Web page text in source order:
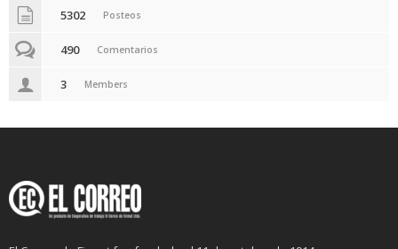
5302 Posteos
490 Comentarios
3 Members